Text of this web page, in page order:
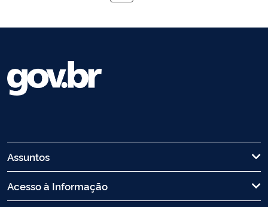
Assuntos
Acesso à Informação